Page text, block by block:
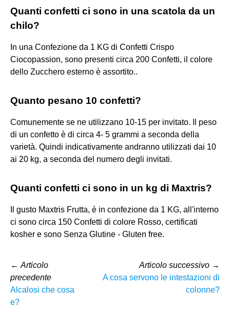
Quanti confetti ci sono in una scatola da un
chilo?
In una Confezione da 1 KG di Confetti Crispo
Ciocopassion, sono presenti circa 200 Confetti, il colore
dello Zucchero esterno è assortito..
Quanto pesano 10 confetti?
Comunemente se ne utilizzano 10-15 per invitato. Il peso
di un confetto è di circa 4- 5 grammi a seconda della
varietà. Quindi indicativamente andranno utilizzati dai 10
ai 20 kg, a seconda del numero degli invitati.
Quanti confetti ci sono in un kg di Maxtris?
Il gusto Maxtris Frutta, è in confezione da 1 KG, all'interno
ci sono circa 150 Confetti di colore Rosso, certificati
kosher e sono Senza Glutine - Gluten free.
← Articolo
precedente
Alcalosi che cosa
e?
Articolo successivo →
A cosa servono le intestazioni di
colonne?